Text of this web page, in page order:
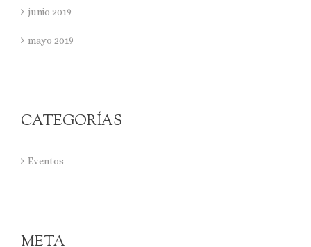
junio 2019
mayo 2019
CATEGORÍAS
Eventos
META